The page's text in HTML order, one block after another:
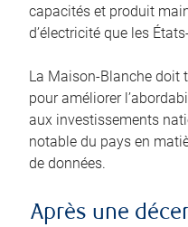
capacités et produit
d’électricité que les
La Maison-Blanche doit
pour améliorer
aux investissements
notable du pays en
de données.
Après une